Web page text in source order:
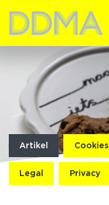
Artikel Cookies
Legal Privacy